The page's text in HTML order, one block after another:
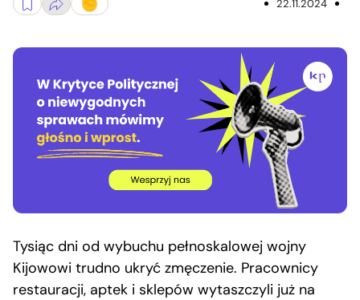
22.11.2024
Tysiąc dni od wybuchu pełnoskalowej wojny
Kijowowi trudno ukryć zmęczenie. Pracownicy
restauracji, aptek i sklepów wytaszczyli już na